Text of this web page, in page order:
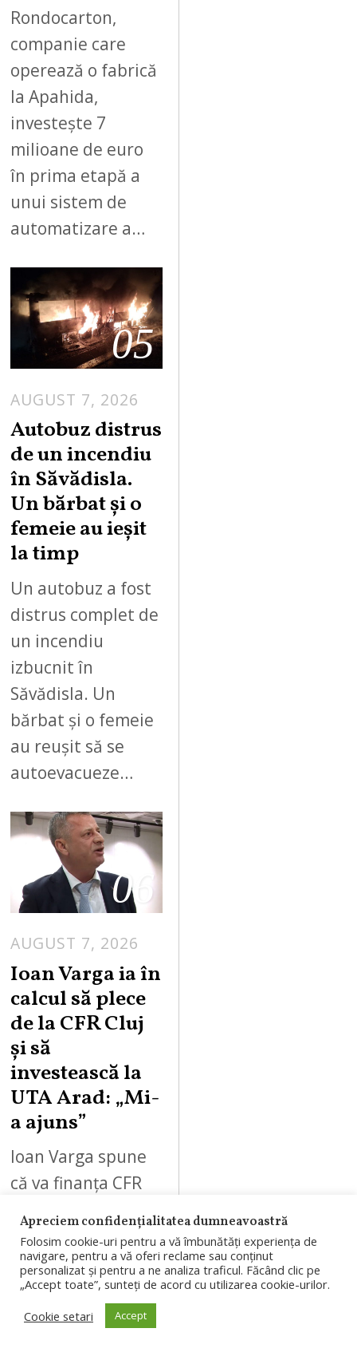
Rondocarton,
companie care
operează o fabrică
la Apahida,
investește 7
milioane de euro
în prima etapă a
unui sistem de
automatizare a…
05
AUGUST 7, 2026
Autobuz distrus
de un incendiu
în Săvădisla.
Un bărbat și o
femeie au ieșit
la timp
Un autobuz a fost
distrus complet de
un incendiu
izbucnit în
Săvădisla. Un
bărbat și o femeie
au reușit să se
autoevacueze…
06
AUGUST 7, 2026
Ioan Varga ia în
calcul să plece
de la CFR Cluj
și să
investească la
UTA Arad: „Mi-
a ajuns”
Ioan Varga spune
că va finanța CFR
Cluj până la finalul
sezonului, dar ia în
calcul să plece din
Gruia și să…
Apreciem confidențialitatea dumneavoastră
Folosim cookie-uri pentru a vă îmbunătăți experiența de
navigare, pentru a vă oferi reclame sau conținut
personalizat și pentru a ne analiza traficul. Făcând clic pe
„Accept toate”, sunteți de acord cu utilizarea cookie-urilor.
Cookie setari
Accept